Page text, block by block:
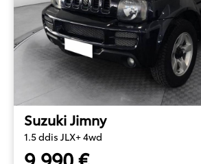
Suzuki Jimny
1.5 ddis JLX+ 4wd
9.990 €